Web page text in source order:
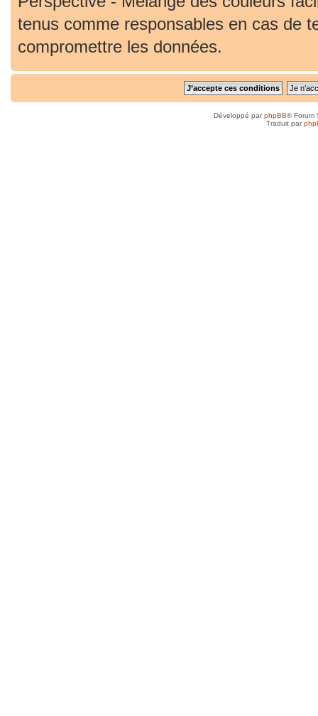
tenus comme responsables en cas de
compromettre les données.
Développé parphpBB® Forum
Traduit par